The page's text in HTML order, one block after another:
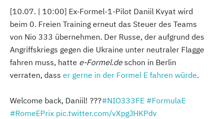
[10.07. | 10:00] Ex-Formel-1-Pilot Daniil Kvyat wird
beim 0. Freien Training erneut das Steuer des Teams
von Nio 333 übernehmen. Der Russe, der aufgrund des
Angriffskriegs gegen die Ukraine unter neutraler Flagge
fahren muss, hatte e-Formel.deschon in Berlin
verraten, dass er gerne in der Formel E fahren würde.
Welcome back, Daniil! ???#NIO333FE #FormulaE
#RomeEPrix pic.twitter.com/vXpgJHKPdv